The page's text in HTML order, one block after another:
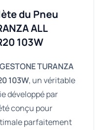
du Pneu
ALL
103W
TURANZA
103W, un véritable
développé par
conçu pour
parfaitement